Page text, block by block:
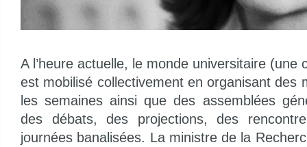
A l’heure actuelle, le monde universitaire (une
est mobilisé collectivement en organisant des
les semaines ainsi que des assemblées
des débats, des projections, des
journées banalisées. La ministre de la